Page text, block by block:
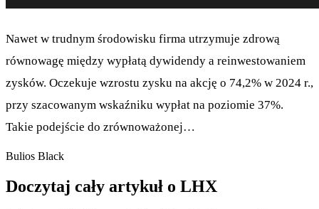
Nawet w trudnym środowisku firma utrzymuje zdrową
równowagę między wypłatą dywidendy a reinwestowaniem
zysków. Oczekuje wzrostu zysku na akcję o 74,2% w 2024 r.,
przy szacowanym wskaźniku wypłat na poziomie 37%.
Takie podejście do zrównoważonej…
Bulios Black
Doczytaj cały artykuł o LHX